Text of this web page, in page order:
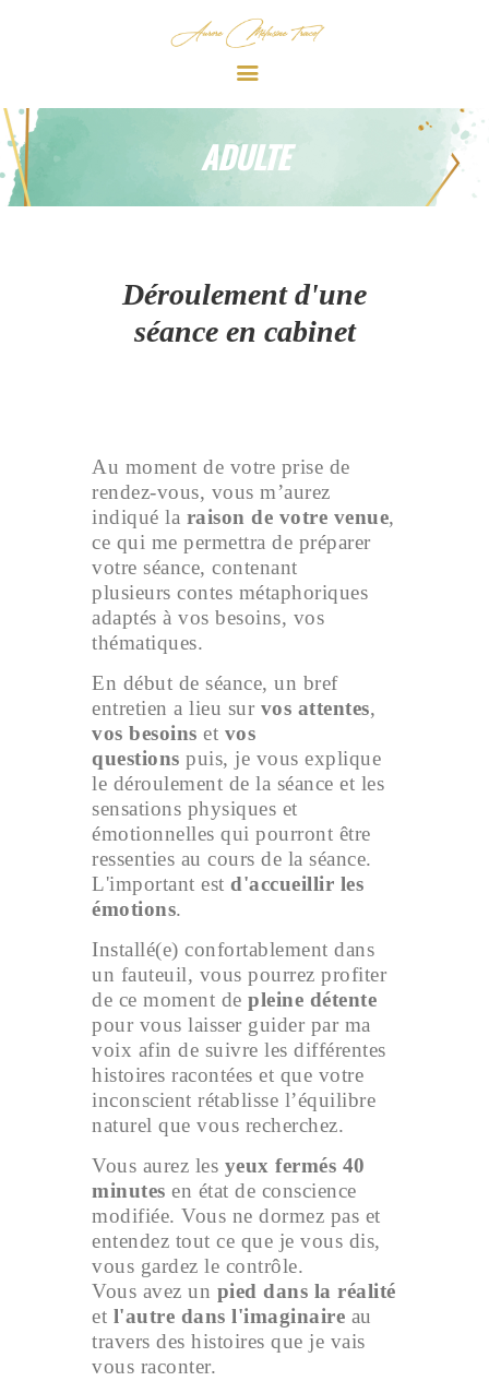
ADULTE
Aurore Mélusine TRACOL
PARCOURS
Déroulement d'une
séance en cabinet
Au moment de votre prise de
rendez-vous, vous m’aurez
indiqué la raison de votre venue,
ce qui me permettra de préparer
votre séance, contenant
plusieurs contes métaphoriques
adaptés à vos besoins, vos
thématiques.
En début de séance, un bref
entretien a lieu sur vos attentes,
vos besoins et vos
questions puis, je vous explique
le déroulement de la séance et les
sensations physiques et
émotionnelles qui pourront être
ressenties au cours de la séance.
L'important est d'accueillir les
émotions.
Installé(e) confortablement dans
un fauteuil, vous pourrez profiter
de ce moment de pleine détente
pour vous laisser guider par ma
voix afin de suivre les différentes
histoires racontées et que votre
inconscient rétablisse l’équilibre
naturel que vous recherchez.
Vous aurez les yeux fermés 40
minutes en état de conscience
modifiée. Vous ne dormez pas et
entendez tout ce que je vous dis,
vous gardez le contrôle.
Vous avez un pied dans la réalité
et l'autre dans l'imaginaire au
travers des histoires que je vais
vous raconter.